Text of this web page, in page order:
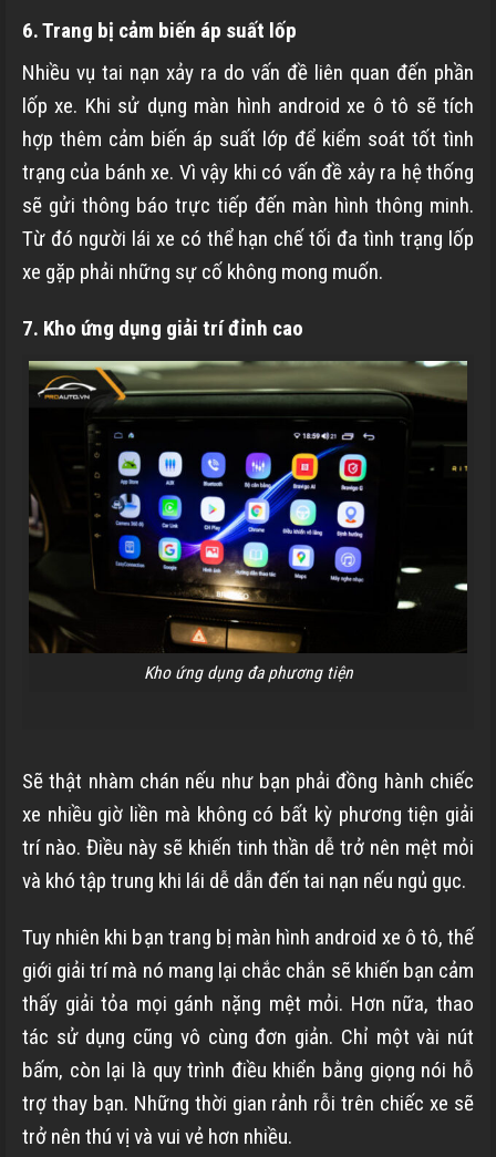
6. Trang bị cảm biến áp suất lốp
Nhiều vụ tai nạn xảy ra do vấn đề liên quan đến phần
lốp xe. Khi sử dụng màn hình android xe ô tô sẽ tích
hợp thêm cảm biến áp suất lớp để kiểm soát tốt tình
trạng của bánh xe. Vì vậy khi có vấn đề xảy ra hệ thống
sẽ gửi thông báo trực tiếp đến màn hình thông minh.
Từ đó người lái xe có thể hạn chế tối đa tình trạng lốp
xe gặp phải những sự cố không mong muốn.
7. Kho ứng dụng giải trí đỉnh cao
Kho ứng dụng đa phương tiện
Sẽ thật nhàm chán nếu như bạn phải đồng hành chiếc
xe nhiều giờ liền mà không có bất kỳ phương tiện giải
trí nào. Điều này sẽ khiến tinh thần dễ trở nên mệt mỏi
và khó tập trung khi lái dễ dẫn đến tai nạn nếu ngủ gục.
Tuy nhiên khi bạn trang bị màn hình android xe ô tô, thế
giới giải trí mà nó mang lại chắc chắn sẽ khiến bạn cảm
thấy giải tỏa mọi gánh nặng mệt mỏi. Hơn nữa, thao
tác sử dụng cũng vô cùng đơn giản. Chỉ một vài nút
bấm, còn lại là quy trình điều khiển bằng giọng nói hỗ
trợ thay bạn. Những thời gian rảnh rỗi trên chiếc xe sẽ
trở nên thú vị và vui vẻ hơn nhiều.